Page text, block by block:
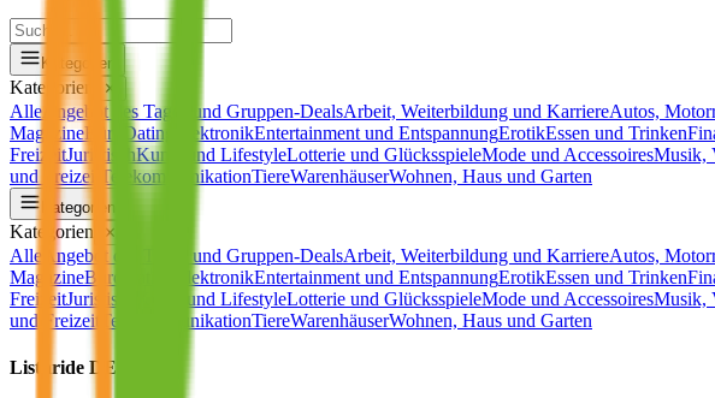
Kategorien
Kategorien ✕
Alle Angebot des Tages und Gruppen-DealsArbeit, Weiterbildung und KarriereAutos,
MagazineBüro Dating ElektronikEntertainment und EntspannungErotikEssen und Trinken
FreizeitJuristischKunst und LifestyleLotterie und GlücksspieleMode und AccessoiresMusik,
und Freizeit
TelekommunikationTiereWarenhäuserWohnen, Haus und Garten
Kategorien
Kategorien ✕
Alle Angebot des Tages und Gruppen-DealsArbeit, Weiterbildung und KarriereAutos,
MagazineBüro ElektronikEntertainment und EntspannungErotikEssen und Trinken
FreizeitJuristisch Kunst und LifestyleLotterie und GlücksspieleMode und AccessoiresMusik,
und Freizeit
TelekommunikationTiereWarenhäuserWohnen, Haus und Garten
Listnride DE